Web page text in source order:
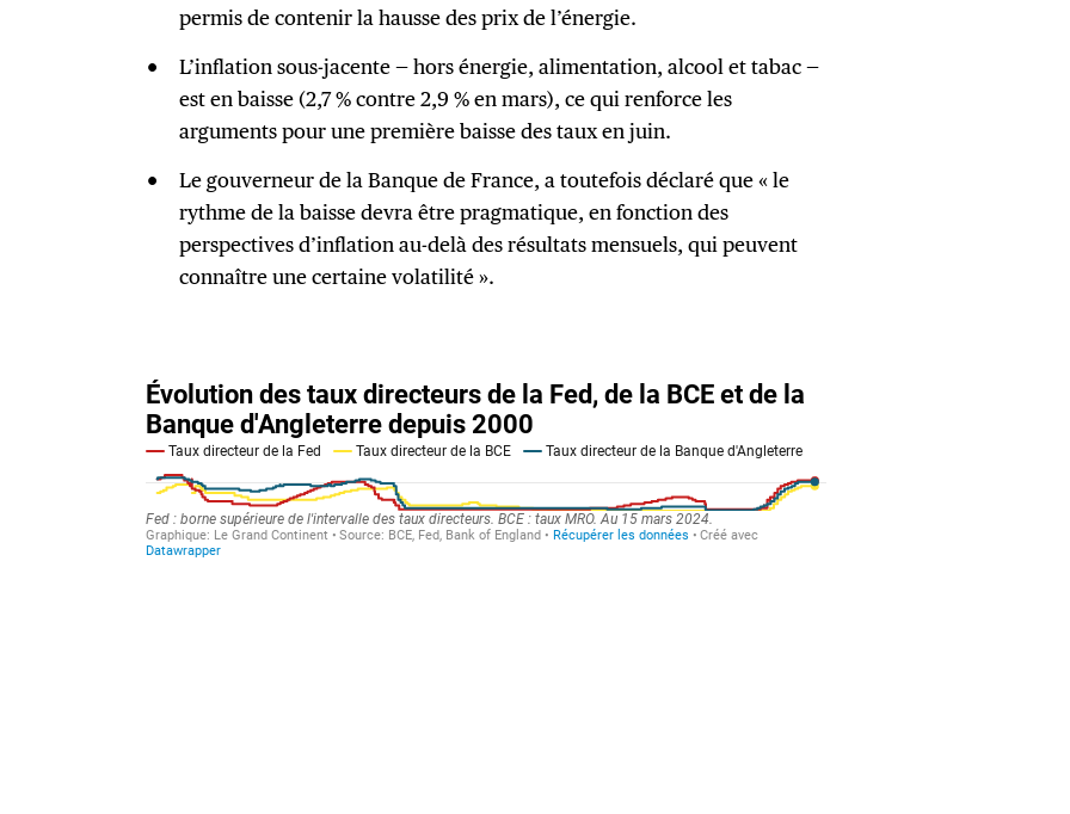
permis de contenir la hausse des prix de l’énergie.
L’inflation sous-jacente — hors énergie, alimentation, alcool et tabac —
est en baisse (2,7 % contre 2,9 % en mars), ce qui renforce les
arguments pour une première baisse des taux en juin.
Le gouverneur de la Banque de France, a toutefois déclaré que « le
rythme de la baisse devra être pragmatique, en fonction des
perspectives d’inflation au-delà des résultats mensuels, qui peuvent
connaître une certaine volatilité ».